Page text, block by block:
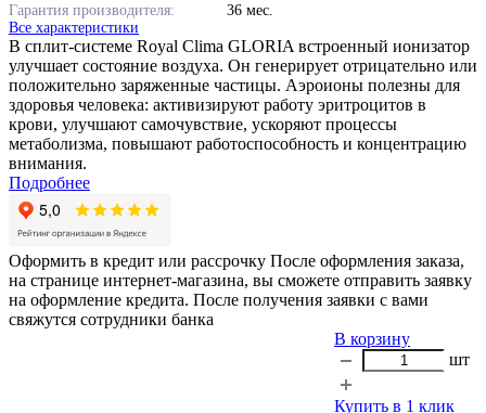
Гарантия производителя:
36 мес.
Все характеристики
В сплит-системе Royal Clima GLORIA встроенный ионизатор
улучшает состояние воздуха. Он генерирует отрицательно или
положительно заряженные частицы. Аэроионы полезны для
здоровья человека: активизируют работу эритроцитов в
крови, улучшают самочувствие, ускоряют процессы
метаболизма, повышают работоспособность и концентрацию
внимания.
Подробнее
Оформить в кредит или рассрочку После оформления заказа,
на странице интернет-магазина, вы сможете отправить заявку
на оформление кредита. После получения заявки с вами
свяжутся сотрудники банка
В корзину
шт
Купить в 1 клик